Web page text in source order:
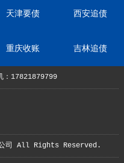
天津要债 西安追债
重庆收账 吉林追债
：17821879799
司 All Rights Reserved.